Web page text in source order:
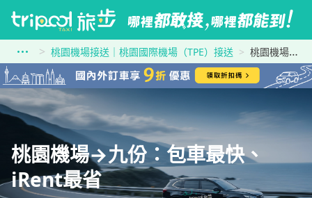
桃園機場接送｜桃園國際機場（TPE）接送 桃園機場到九份
桃園機場→九份：包車最快、
iRent最省